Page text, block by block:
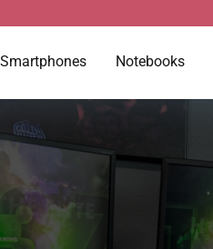
Smartphones Notebooks